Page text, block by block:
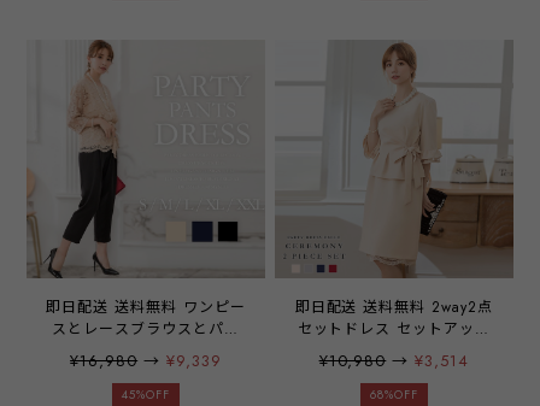
ィス 20代 30代 40代 卒業
式 入学式 卒園式 入園式
ミセス レディース 20代 30
代 40代 大きいサイズ 着痩
せ 体型カバー お呼ばれ ド
レス emile0044
即日配送 送料無料 ワンピー
スとレースブラウスとパン
ツの3点セット セットアッ
プ スカート ワンピース ひ
ざ下 ブラウス カットソー
¥16,980 →¥9,339
45%OFF
即日配送 送料無料 2way2点
セットドレス セットアップ
上下セット パーティードレ
ス ドレス ワンピース ミデ
ィアムドレス フレアレース
¥10,980→¥3,514
68%OFF